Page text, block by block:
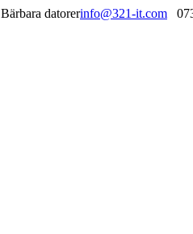
datorerinfo@321-it.com